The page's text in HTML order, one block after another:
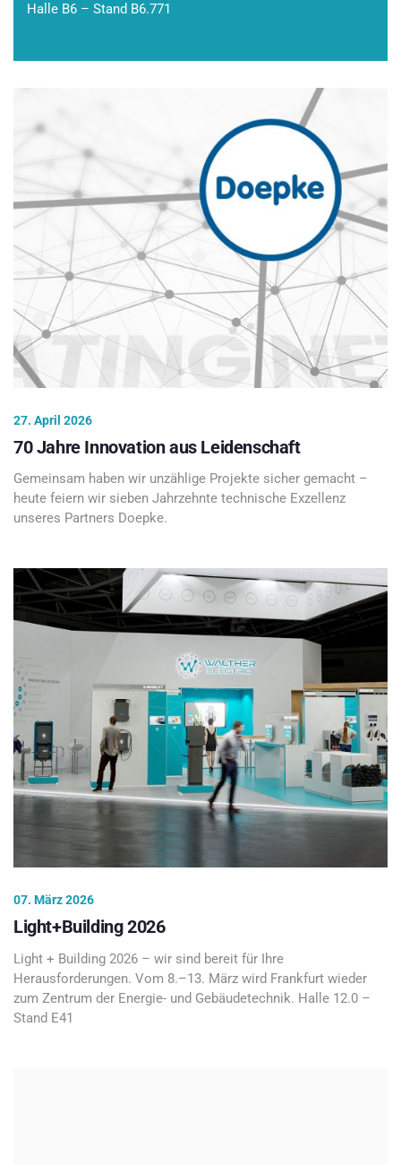
Halle B6 – Stand B6.771
27. April 2026
70 Jahre Innovation aus Leidenschaft
Gemeinsam haben wir unzählige Projekte sicher gemacht –
heute feiern wir sieben Jahrzehnte technische Exzellenz
unseres Partners Doepke.
07. März 2026
Light+Building 2026
Light + Building 2026 – wir sind bereit für Ihre
Herausforderungen. Vom 8.–13. März wird Frankfurt wieder
zum Zentrum der Energie- und Gebäudetechnik. Halle 12.0 –
Stand E41